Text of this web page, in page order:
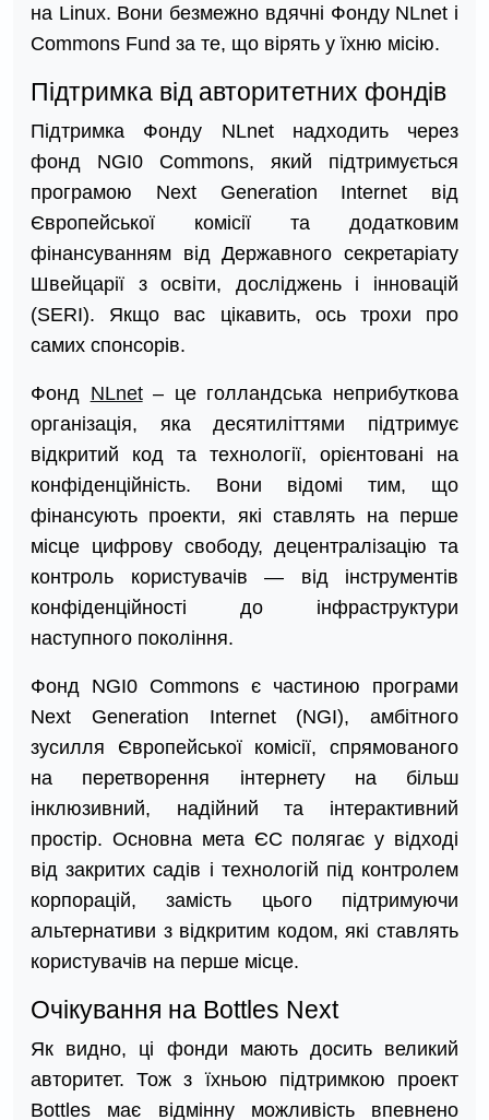
на Linux. Вони безмежно вдячні Фонду NLnet і
Commons Fund за те, що вірять у їхню місію.
Підтримка від авторитетних фондів
Підтримка Фонду NLnet надходить через
фонд NGI0 Commons, який підтримується
програмою Next Generation Internet від
Європейської комісії та додатковим
фінансуванням від Державного секретаріату
Швейцарії з освіти, досліджень і інновацій
(SERI). Якщо вас цікавить, ось трохи про
самих спонсорів.
Фонд NLnet– це голландська неприбуткова
організація, яка десятиліттями підтримує
відкритий код та технології, орієнтовані на
конфіденційність. Вони відомі тим, що
фінансують проекти, які ставлять на перше
місце цифрову свободу, децентралізацію та
контроль користувачів — від інструментів
конфіденційності до інфраструктури
наступного покоління.
Фонд NGI0 Commons є частиною програми
Next Generation Internet (NGI), амбітного
зусилля Європейської комісії, спрямованого
на перетворення інтернету на більш
інклюзивний, надійний та інтерактивний
простір. Основна мета ЄС полягає у відході
від закритих садів і технологій під контролем
корпорацій, замість цього підтримуючи
альтернативи з відкритим кодом, які ставлять
користувачів на перше місце.
Очікування на Bottles Next
Як видно, ці фонди мають досить великий
авторитет. Тож з їхньою підтримкою проект
Bottles має відмінну можливість впевнено